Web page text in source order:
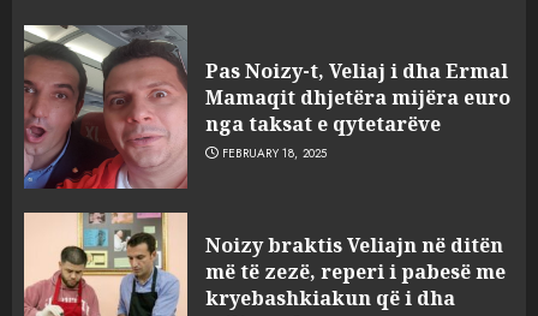
Pas Noizy-t, Veliaj i dha Ermal
Mamaqit dhjetëra mijëra euro
nga taksat e qytetarëve
FEBRUARY 18, 2025
Noizy braktis Veliajn në ditën
më të zezë, reperi i pabesë me
kryebashkiakun që i dha
4
çfarë dënimi kërkon për
Mariela dhe Antonela
Berishën
ngjau me Talo Çelën”,
dëshmia e Nuredin Dumanit
flet për PERSONAT që e